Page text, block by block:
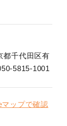
都千代田区有
5815-1001
ップで確認